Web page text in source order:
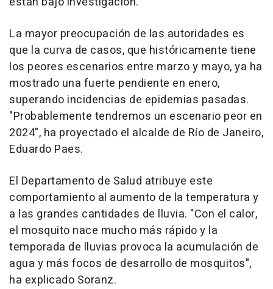
La mayor preocupación de las autoridades es
que la curva de casos, que históricamente tiene
los peores escenarios entre marzo y mayo, ya ha
mostrado una fuerte pendiente en enero,
superando incidencias de epidemias pasadas.
"Probablemente tendremos un escenario peor en
2024", ha proyectado el alcalde de Río de Janeiro,
Eduardo Paes.
El Departamento de Salud atribuye este
comportamiento al aumento de la temperatura y
a las grandes cantidades de lluvia. "Con el calor,
el mosquito nace mucho más rápido y la
temporada de lluvias provoca la acumulación de
agua y más focos de desarrollo de mosquitos",
ha explicado Soranz.